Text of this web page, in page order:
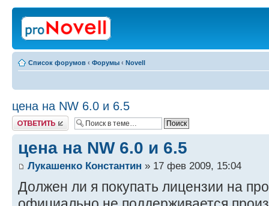
Список форумов ‹ Форумы ‹ Novell
цена на NW 6.0 и 6.5
Ответить
цена на NW 6.0 и 6.5
Лукашенко Константин » 17 фев 2009, 15:04
Должен ли я покупать лицензии на